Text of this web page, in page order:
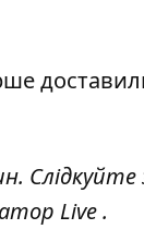
Слідкуйте
Live.